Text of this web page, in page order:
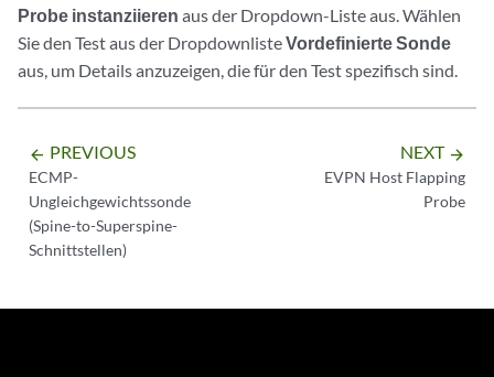
Probe instanziieren aus der Dropdown-Liste aus. Wählen
Sie den Test aus der DropdownlisteVordefinierte Sonde
aus, um Details anzuzeigen, die für den Test spezifisch sind.
arrow_backward PREVIOUS
ECMP-
Ungleichgewichtssonde
(Spine-to-Superspine-
Schnittstellen)
NEXT arrow_forward
EVPN Host Flapping
Probe